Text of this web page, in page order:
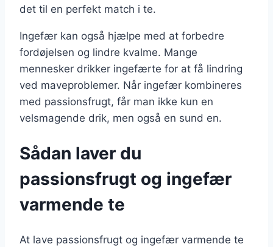
det til en perfekt match i te.
Ingefær kan også hjælpe med at forbedre
fordøjelsen og lindre kvalme. Mange
mennesker drikker ingefærte for at få lindring
ved maveproblemer. Når ingefær kombineres
med passionsfrugt, får man ikke kun en
velsmagende drik, men også en sund en.
Sådan laver du
passionsfrugt og ingefær
varmende te
At lave passionsfrugt og ingefær varmende te